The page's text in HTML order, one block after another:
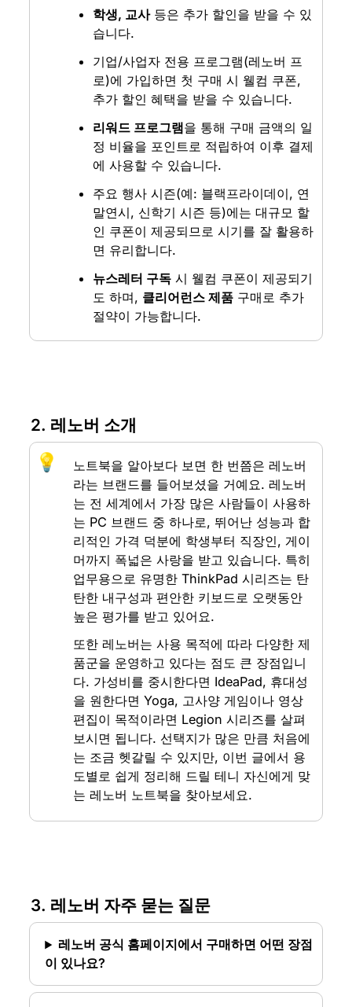
학생, 교사 등은 추가 할인을 받을 수 있
습니다.
기업/사업자 전용 프로그램(레노버 프
로)에 가입하면 첫 구매 시 웰컴 쿠폰,
추가 할인 혜택을 받을 수 있습니다.
리워드 프로그램을 통해 구매 금액의 일
정 비율을 포인트로 적립하여 이후 결제
에 사용할 수 있습니다.
주요 행사 시즌(예: 블랙프라이데이, 연
말연시, 신학기 시즌 등)에는 대규모 할
인 쿠폰이 제공되므로 시기를 잘 활용하
면 유리합니다.
뉴스레터 구독 시 웰컴 쿠폰이 제공되기
도 하며, 클리어런스 제품 구매로 추가
절약이 가능합니다.
2. 레노버 소개
💡
노트북을 알아보다 보면 한 번쯤은 레노버
라는 브랜드를 들어보셨을 거예요. 레노버
는 전 세계에서 가장 많은 사람들이 사용하
는 PC 브랜드 중 하나로, 뛰어난 성능과 합
리적인 가격 덕분에 학생부터 직장인, 게이
머까지 폭넓은 사랑을 받고 있습니다. 특히
업무용으로 유명한 ThinkPad 시리즈는 탄
탄한 내구성과 편안한 키보드로 오랫동안
높은 평가를 받고 있어요.
또한 레노버는 사용 목적에 따라 다양한 제
품군을 운영하고 있다는 점도 큰 장점입니
다. 가성비를 중시한다면 IdeaPad, 휴대성
을 원한다면 Yoga, 고사양 게임이나 영상
편집이 목적이라면 Legion 시리즈를 살펴
보시면 됩니다. 선택지가 많은 만큼 처음에
는 조금 헷갈릴 수 있지만, 이번 글에서 용
도별로 쉽게 정리해 드릴 테니 자신에게 맞
는 레노버 노트북을 찾아보세요.
3. 레노버 자주 묻는 질문
레노버 공식 홈페이지에서 구매하면 어떤 장점
이 있나요?